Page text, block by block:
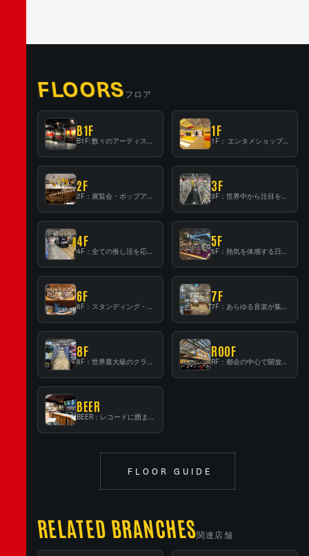
FLOORSフロア
B1F 1F
1F： エンタメショップならではのイマーシブ空間
2F 3F
4F 5F
6F 7F
8F ROOF
BEER
FLOOR GUIDE
RELATED BRANCHES関連店舗